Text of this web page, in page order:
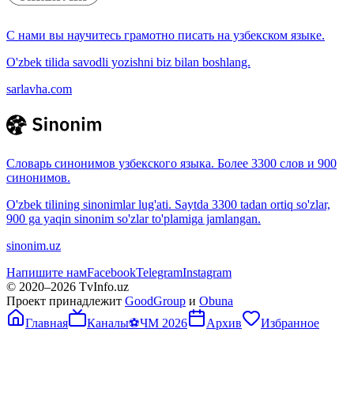
С нами вы научитесь грамотно писать на узбекском языке.
O'zbek tilida savodli yozishni biz bilan boshlang.
sarlavha.com
Словарь синонимов узбекского языка. Более 3300 слов и 900
синонимов.
O'zbek tilining sinonimlar lug'ati. Saytda 3300 tadan ortiq so'zlar,
900 ga yaqin sinonim so'zlar to'plamiga jamlangan.
sinonim.uz
Напишите намFacebookTelegramInstagram
© 2020–2026 TvInfo.uz
Проект принадлежит GoodGroup и Obuna
Главная
Каналы⚽ЧМ 2026 Архив Избранное